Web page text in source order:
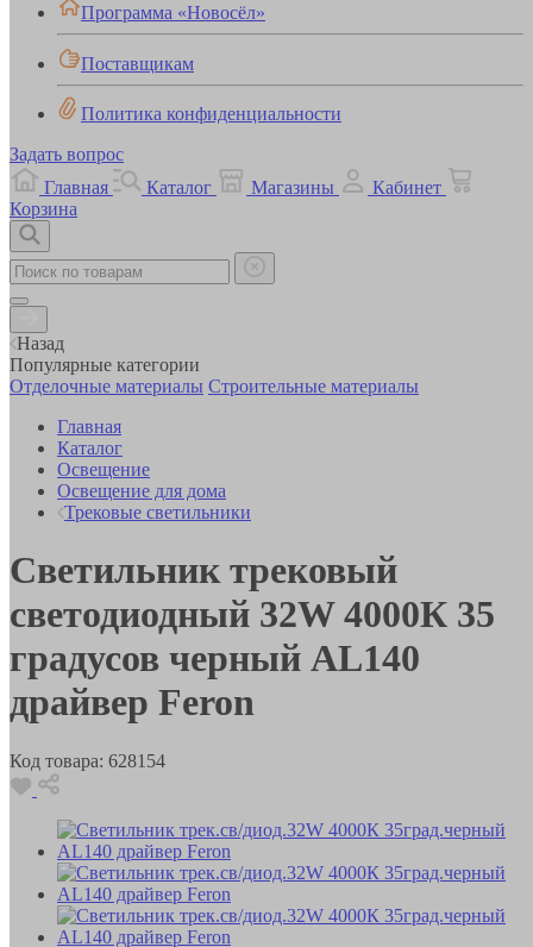
Программа «Новосёл»
Поставщикам
Политика конфиденциальности
Задать вопрос
Главная
Каталог Магазины
Кабинет
Корзина
Назад
Популярные категории
Отделочные материалы Строительные материалы
Главная
Каталог
Освещение
Освещение для дома
Трековые светильники
Светильник трековый
светодиодный 32W 4000К 35
градусов черный AL140
драйвер Feron
Код товара: 628154